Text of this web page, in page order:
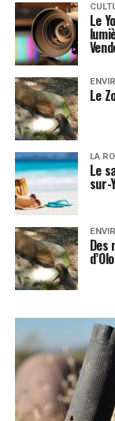
Le
Le
LA
Le
sur-
Des